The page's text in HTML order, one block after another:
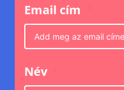
Email cím
Név